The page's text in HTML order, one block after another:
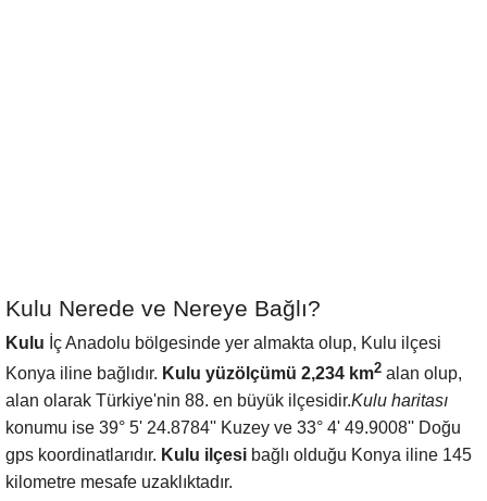
Kulu Nerede ve Nereye Bağlı?
Kulu İç Anadolu bölgesinde yer almakta olup, Kulu ilçesi
Konya iline bağlıdır. Kulu yüzölçümü 2,234 km2 alan olup,
alan olarak Türkiye'nin 88. en büyük ilçesidir.Kulu haritası
konumu ise 39° 5' 24.8784'' Kuzey ve 33° 4' 49.9008'' Doğu
gps koordinatlarıdır. Kulu ilçesi bağlı olduğu Konya iline 145
kilometre mesafe uzaklıktadır.